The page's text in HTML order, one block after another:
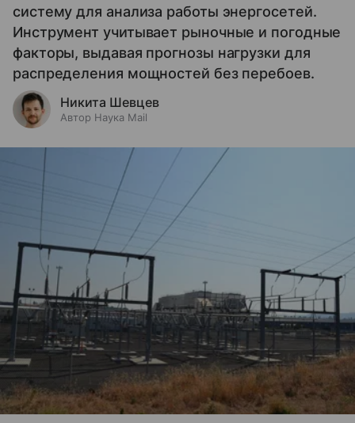
систему для анализа работы энергосетей.
Инструмент учитывает рыночные и погодные
факторы, выдавая прогнозы нагрузки для
распределения мощностей без перебоев.
Никита Шевцев
Автор Наука Mail